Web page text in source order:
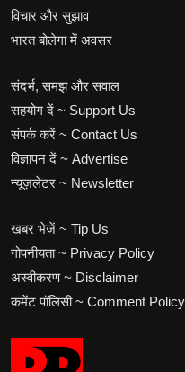
विचार और सुझाव
भारत बोलेगा में अवसर
संदर्भ, समझ और सवाल
सहयोग दें ~ Support Us
संपर्क करें ~ Contact Us
विज्ञापन दें ~ Advertise
न्यूज़लेटर ~ Newsletter
खबर भेजें ~ Tip Us
गोपनीयता ~ Privacy Policy
अस्वीकरण ~ Disclaimer
कमेंट पॉलिसी ~ Comment Policy